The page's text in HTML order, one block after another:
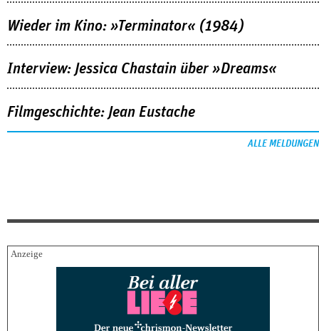
Wieder im Kino: »Terminator« (1984)
Interview: Jessica Chastain über »Dreams«
Filmgeschichte: Jean Eustache
ALLE MELDUNGEN